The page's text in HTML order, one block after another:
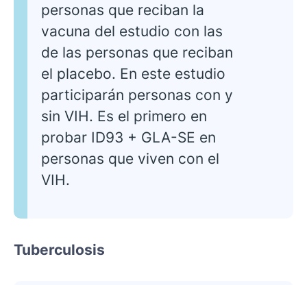
personas que reciban la
vacuna del estudio con las
de las personas que reciban
el placebo. En este estudio
participarán personas con y
sin VIH. Es el primero en
probar ID93 + GLA-SE en
personas que viven con el
VIH.
Tuberculosis